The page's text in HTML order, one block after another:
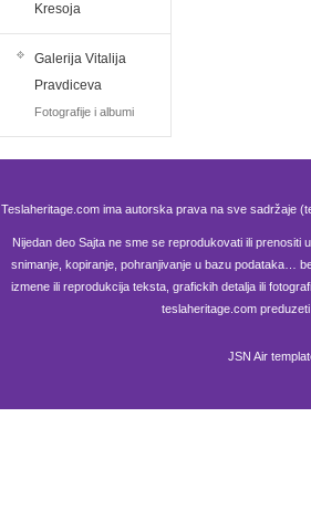
Kresoja
Galerija Vitalija
Pravdiceva
Fotografije i albumi
Teslaheritage.com ima autorska prava na sve sadržaje
Nijedan deo Sajta ne sme se reprodukovati ili prenositi
snimanje, kopiranje, pohranjivanje u bazu podataka…
izmene ili reprodukcija teksta, grafickih detalja ili
teslaheritage.com
JSN Air